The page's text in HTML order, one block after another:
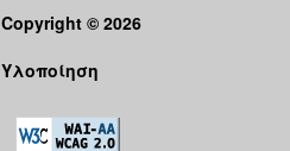
Copyright © 2026
Υλοποίηση